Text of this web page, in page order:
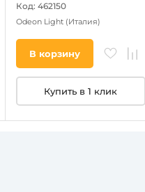
Код: 462150
Odeon Light (Италия)
В корзину
Купить в 1 клик